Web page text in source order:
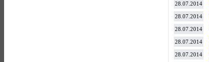
28.07.2014
28.07.2014
28.07.2014
28.07.2014
28.07.2014